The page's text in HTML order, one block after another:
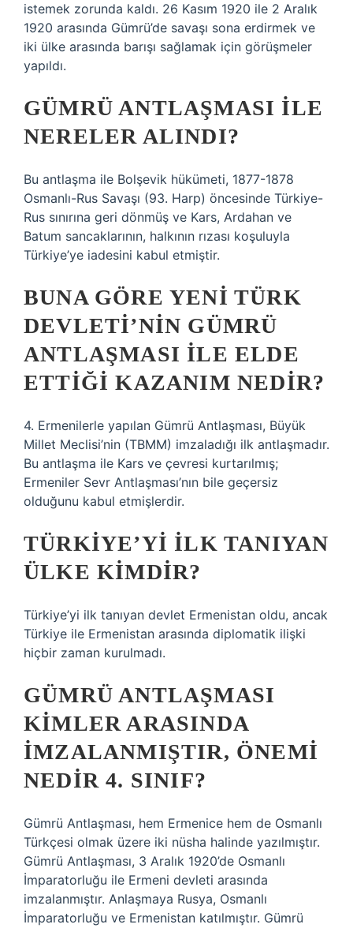
istemek zorunda kaldı. 26 Kasım 1920 ile 2 Aralık
1920 arasında Gümrü’de savaşı sona erdirmek ve
iki ülke arasında barışı sağlamak için görüşmeler
yapıldı.
GÜMRÜ ANTLAŞMASI ILE
NERELER ALINDI?
Bu antlaşma ile Bolşevik hükümeti, 1877-1878
Osmanlı-Rus Savaşı (93. Harp) öncesinde Türkiye-
Rus sınırına geri dönmüş ve Kars, Ardahan ve
Batum sancaklarının, halkının rızası koşuluyla
Türkiye’ye iadesini kabul etmiştir.
BUNA GÖRE YENI TÜRK
DEVLETI’NIN GÜMRÜ
ANTLAŞMASI ILE ELDE
ETTIĞI KAZANIM NEDIR?
4. Ermenilerle yapılan Gümrü Antlaşması, Büyük
Millet Meclisi’nin (TBMM) imzaladığı ilk antlaşmadır.
Bu antlaşma ile Kars ve çevresi kurtarılmış;
Ermeniler Sevr Antlaşması’nın bile geçersiz
olduğunu kabul etmişlerdir.
TÜRKIYE’YI ILK TANIYAN
ÜLKE KIMDIR?
Türkiye’yi ilk tanıyan devlet Ermenistan oldu, ancak
Türkiye ile Ermenistan arasında diplomatik ilişki
hiçbir zaman kurulmadı.
GÜMRÜ ANTLAŞMASI
KIMLER ARASINDA
IMZALANMIŞTIR, ÖNEMI
NEDIR 4. SINIF?
Gümrü Antlaşması, hem Ermenice hem de Osmanlı
Türkçesi olmak üzere iki nüsha halinde yazılmıştır.
Gümrü Antlaşması, 3 Aralık 1920’de Osmanlı
İmparatorluğu ile Ermeni devleti arasında
imzalanmıştır. Anlaşmaya Rusya, Osmanlı
İmparatorluğu ve Ermenistan katılmıştır. Gümrü